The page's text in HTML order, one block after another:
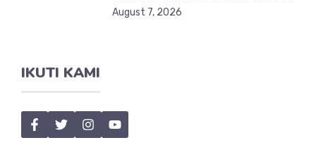
August 7, 2026
IKUTI KAMI